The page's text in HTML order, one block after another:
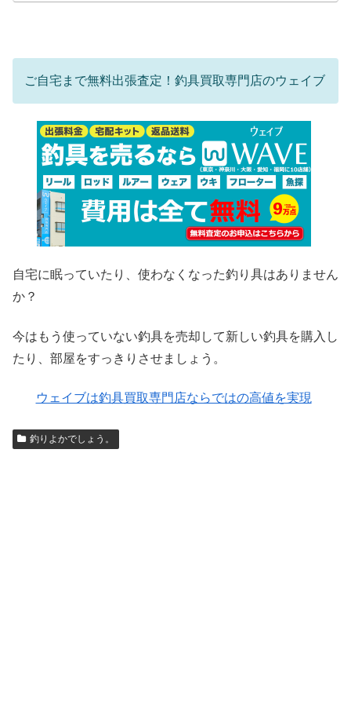
ご自宅まで無料出張査定！釣具買取専門店のウェイブ
自宅に眠っていたり、使わなくなった釣り具はありません
か？
今はもう使っていない釣具を売却して新しい釣具を購入し
たり、部屋をすっきりさせましょう。
ウェイブは釣具買取専門店ならではの高値を実現
釣りよかでしょう。